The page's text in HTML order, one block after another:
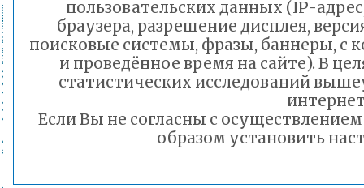
пользовательских данных (IP-
браузера, разрешение дисплея,
поисковые системы, фразы, баннеры, с
и проведённое время на сайте). В
статистических исследований
Если Вы не согласны с
образом установить